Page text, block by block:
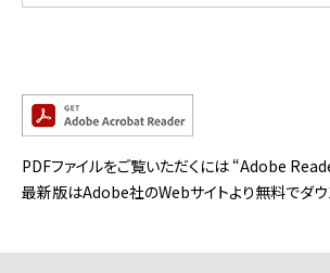
PDFファイルをご覧いただくには “Adobe
最新版はAdobe社のWebサイトより無料でダウ